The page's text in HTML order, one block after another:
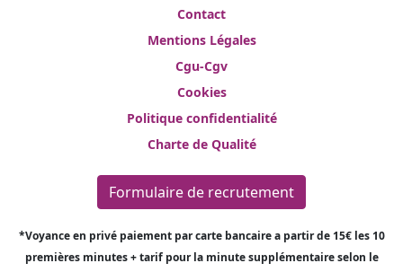
Contact
Mentions Légales
Cgu-Cgv
Cookies
Politique confidentialité
Charte de Qualité
Formulaire de recrutement
*Voyance en privé paiement par carte bancaire a partir de 15€ les 10
premières minutes + tarif pour la minute supplémentaire selon le